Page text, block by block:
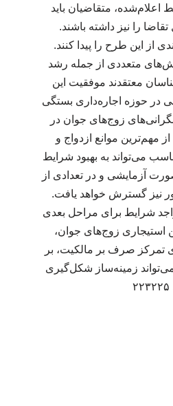
اعلام‌شده، متقاضیان باید
را نیز داشته باشند.
از این طرح را پیدا کنند.
متعددی از جمله رشد
معتقدند موفقیت این
در حوزه اجاره‌داری بستگی
زوج‌های جوان در
موانع ازدواج و
می‌تواند به بهبود شرایط
آزمایشی و در تعدادی از
نیز گسترش خواهد یافت.
شرایط برای مراحل بعدی
زوج‌های جوان،
صرف بر مالکیت، بر
زمینه‌ساز شکل‌گیری